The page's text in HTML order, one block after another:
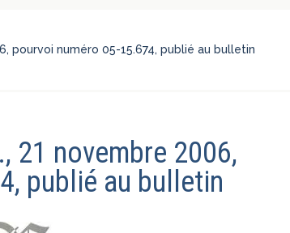
pourvoi numéro 05-15.674, publié au bulletin
21 novembre 2006,
publié au bulletin